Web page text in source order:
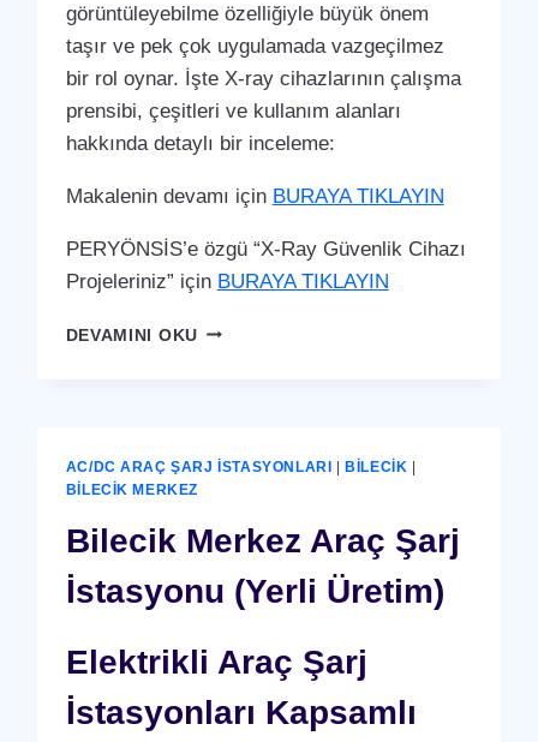
görüntüleyebilme özelliğiyle büyük önem
taşır ve pek çok uygulamada vazgeçilmez
bir rol oynar. İşte X-ray cihazlarının çalışma
prensibi, çeşitleri ve kullanım alanları
hakkında detaylı bir inceleme:
Makalenin devamı için BURAYA TIKLAYIN
PERYÖNSİS’e özgü “X-Ray Güvenlik Cihazı
Projeleriniz” için BURAYA TIKLAYIN
DEVAMINI OKUBILECIK
CIHAZI
AC/DC ARAÇ ŞARJ İSTASYONLARI |BILECIK |
BILECIK MERKEZ
Bilecik Merkez Araç Şarj
İstasyonu (Yerli Üretim)
Elektrikli Araç Şarj
İstasyonları Kapsamlı